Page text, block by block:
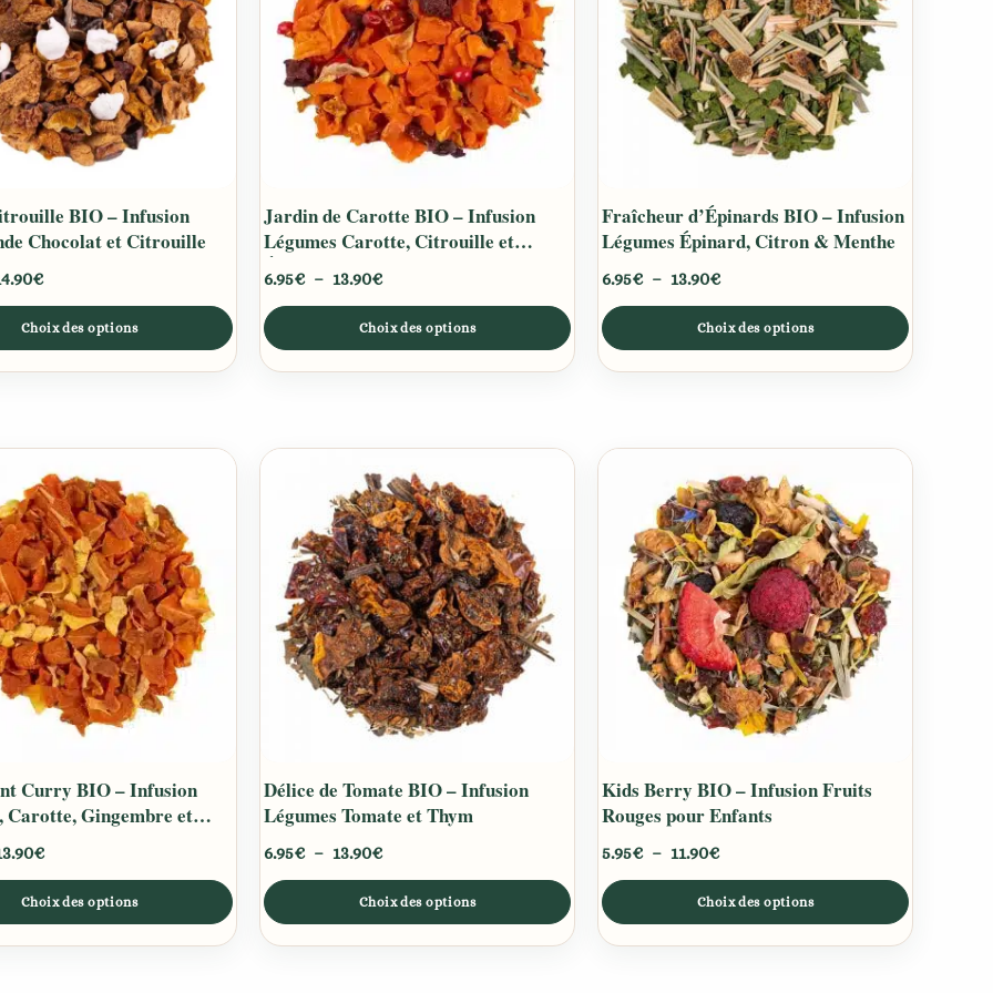
BIO – Infusion
Chocolat et Citrouille
€
Choix des options
Jardin de Carotte BIO – Infusion
Légumes Carotte, Citrouille et
Épices
6.95€ – 13.90€
Choix des options
Les
options
peuvent
choisies
page
du
produit
Fraîcheur d’Épinards BIO – Infusion
Légumes Épinard, Citron & Menthe
6.95€ – 13.90€
Choix des options
Les
options
peuvent
page
du
produit
Curry BIO – Infusion
Carotte, Gingembre et
€
de
prix :
6.95€
à
13.90€
Choix des options
Délice de Tomate BIO – Infusion
Légumes Tomate et Thym
6.95€ – 13.90€
de
prix :
6.95€
à
13.90€
Choix des options
Ce
plusieurs
variations.
Les
options
peuvent
page
du
produit
Kids Berry BIO – Infusion Fruits
Rouges pour Enfants
5.95€ – 11.90€
de
prix :
5.95€
à
11.90€
Choix des options
Ce
plusieurs
variations.
Les
options
peuvent
page
du
produit